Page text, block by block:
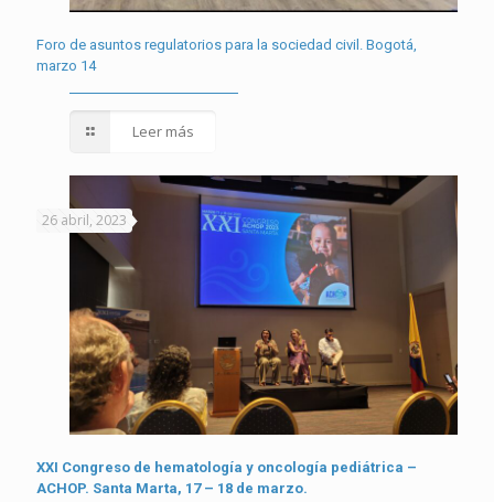
Foro de asuntos regulatorios para la sociedad civil. Bogotá,
marzo 14
Leer más
26 abril, 2023
XXI Congreso de hematología y oncología pediátrica –
ACHOP. Santa Marta, 17 – 18 de marzo.